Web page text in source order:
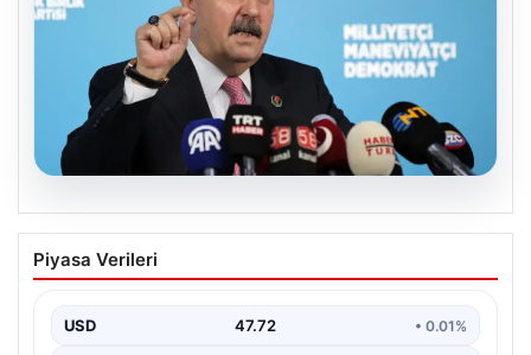
08.08.2026
BBP Genel Başkanı Destici’den çerçeve
yasa tepkisi: Terör örgütü
Büyük Birlik Partisi Genel Başkanı Mustafa Destici,
Piyasa Verileri
USD 47.72 • 0.01%